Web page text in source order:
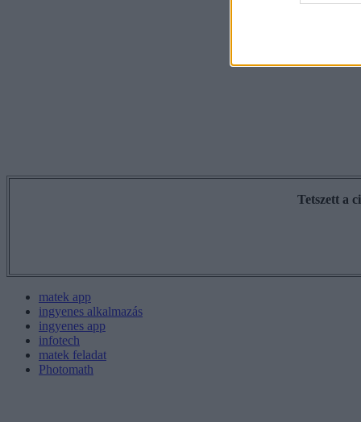
Tetszett a
matek app
ingyenes alkalmazás
ingyenes app
infotech
matek feladat
Photomath